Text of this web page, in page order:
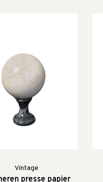
Vintage
presse papier